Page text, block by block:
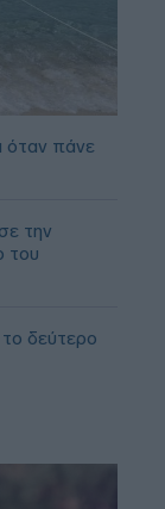
όταν πάνε
την
του
δεύτερο